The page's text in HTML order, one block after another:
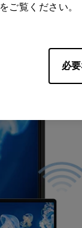
をご覧ください。
必